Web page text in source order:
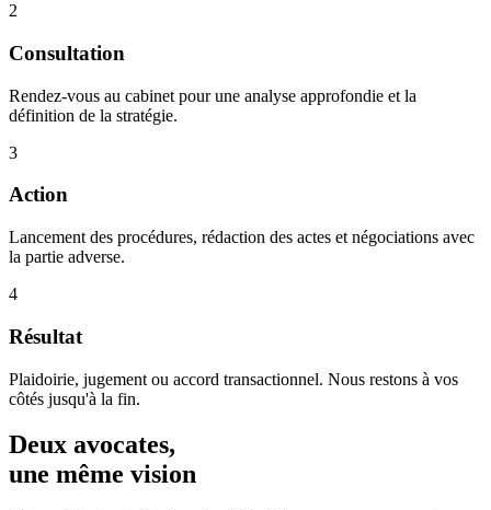
2
Consultation
Rendez-vous au cabinet pour une analyse approfondie et la
définition de la stratégie.
3
Action
Lancement des procédures, rédaction des actes et négociations avec
la partie adverse.
4
Résultat
Plaidoirie, jugement ou accord transactionnel. Nous restons à vos
côtés jusqu'à la fin.
Deux avocates,
une même vision